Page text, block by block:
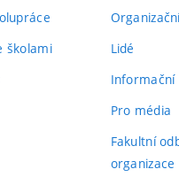
školami
Lidé
Informační
Pro média
Fakultní
organizace